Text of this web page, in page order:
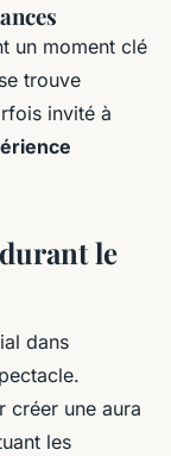
un moment clé
trouve
invité à
le
dans
créer une aura
les